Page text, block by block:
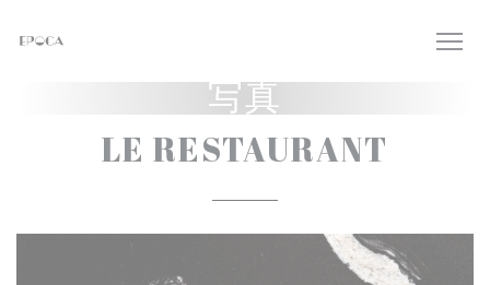
写真
LE RESTAURANT